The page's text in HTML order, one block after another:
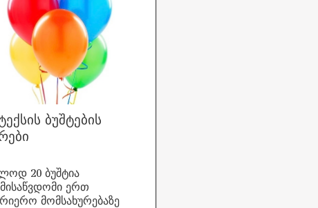
ბუშტების
20 ბუშტია
ერთ
მომსახურებაზე